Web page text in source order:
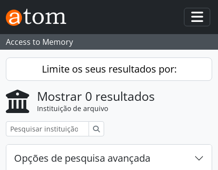
Skip to main content
Access to Memory
Limite os seus resultados por:
Mostrar 0 resultados
Instituição de arquivo
Opções de pesquisa avançada